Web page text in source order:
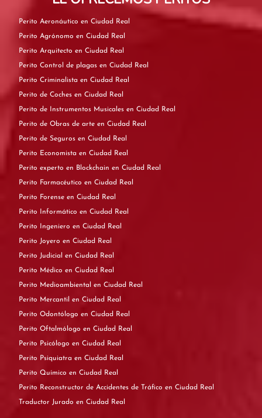
Perito Aeronáutico en Ciudad Real
Perito Agrónomo en Ciudad Real
Perito Arquitecto en Ciudad Real
Perito Control de plagas en Ciudad Real
Perito Criminalista en Ciudad Real
Perito de Coches en Ciudad Real
Perito de Instrumentos Musicales en Ciudad Real
Perito de Obras de arte en Ciudad Real
Perito de Seguros en Ciudad Real
Perito Economista en Ciudad Real
Perito experto en Blockchain en Ciudad Real
Perito Farmacéutico en Ciudad Real
Perito Forense en Ciudad Real
Perito Informático en Ciudad Real
Perito Ingeniero en Ciudad Real
Perito Joyero en Ciudad Real
Perito Judicial en Ciudad Real
Perito Médico en Ciudad Real
Perito Medioambiental en Ciudad Real
Perito Mercantil en Ciudad Real
Perito Odontólogo en Ciudad Real
Perito Oftalmólogo en Ciudad Real
Perito Psicólogo en Ciudad Real
Perito Psiquiatra en Ciudad Real
Perito Químico en Ciudad Real
Perito Reconstructor de Accidentes de Tráfico en Ciudad Real
Traductor Jurado en Ciudad Real